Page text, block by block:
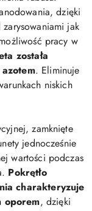
dzięki
jak
pracy w
została
. Eliminuje
niskich
zamknięte
jednocześnie
wartości podczas
Pokrętło
charakteryzuje
oporem, dzięki